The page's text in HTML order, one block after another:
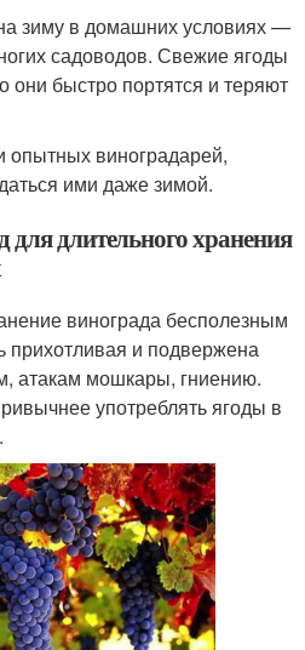
зиму в домашних условиях —
садоводов. Свежие ягоды
они быстро портятся и теряют
виноградарей,
ими даже зимой.
длительного хранения
винограда бесполезным
прихотливая и подвержена
атакам мошкары, гниению.
употреблять ягоды в